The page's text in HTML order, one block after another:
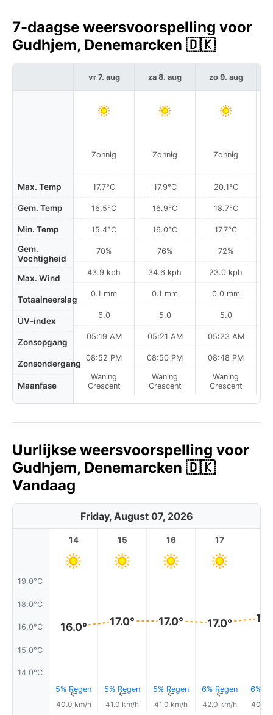
7-daagse weersvoorspelling voor
Gudhjem, Denemarcken 🇩🇰
Max. Temp
Gem. Temp
Min. Temp
Gem.
Vochtigheid
Max. Wind
Totaalneerslag
UV-index
Zonsopgang
Zonsondergang
Maanfase
vr 7. aug
Zonnig
17.7°C
16.5°C
15.4°C
70%
43.9 kph
0.1 mm
6.0
05:19 AM
08:52 PM
Waning
Crescent
za 8. aug
Zonnig
17.9°C
16.9°C
16.0°C
76%
34.6 kph
0.1 mm
5.0
05:21 AM
08:50 PM
Waning
Crescent
zo 9. aug
Zonnig
20.1°C
18.7°C
17.7°C
72%
23.0 kph
0.0 mm
5.0
05:23 AM
08:48 PM
Waning
Crescent
Uurlijkse weersvoorspelling voor
Gudhjem, Denemarcken 🇩🇰
Vandaag
Friday, August 07, 2026
19.0°C
18.0°C
16.0°C
15.0°C
14.0°C
14
16.0°
5% Regen
↑
40.0 km/h
15
17.0°
5% Regen
↑
41.0 km/h
16
17.0°
5% Regen
↑
41.0 km/h
17
17.0°
6% Regen
↑
42.0 km/h
6%
40.0